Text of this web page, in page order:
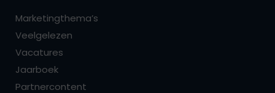
Marketingthema’s
Veelgelezen
Vacatures
Jaarboek
Partnercontent